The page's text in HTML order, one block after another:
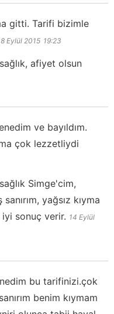
gitti. Tarifi bizimle
Eylül 2015 19:23
afiyet olsun
ve bayıldım.
çok lezzetliydi
Simge'cim,
sanırım, yağsız kıyma
sonuç verir. 14 Eylül
bu tarifinizi.çok
benim kıymam